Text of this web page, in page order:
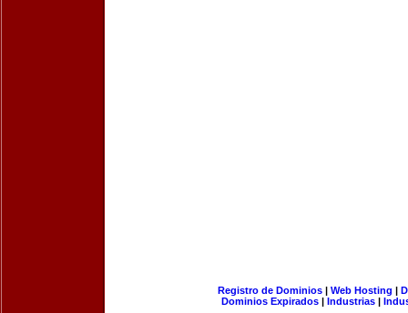
Registro de Dominios| Web Hosting |
Dominios Expirados | Industrias |